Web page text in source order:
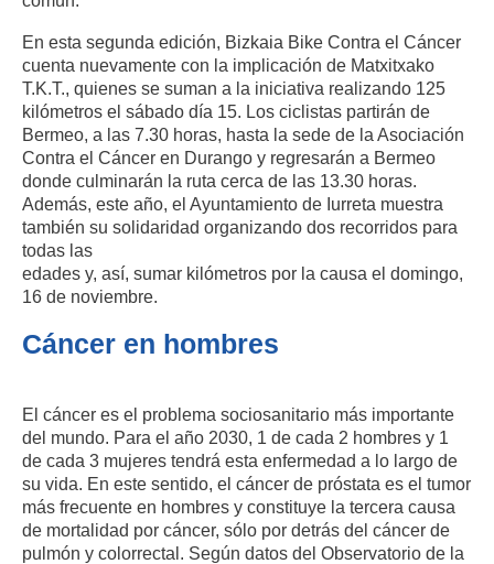
En esta segunda edición, Bizkaia Bike Contra el Cáncer
cuenta nuevamente con la implicación de Matxitxako
T.K.T., quienes se suman a la iniciativa realizando 125
kilómetros el sábado día 15. Los ciclistas partirán de
Bermeo, a las 7.30 horas, hasta la sede de la Asociación
Contra el Cáncer en Durango y regresarán a Bermeo
donde culminarán la ruta cerca de las 13.30 horas.
Además, este año, el Ayuntamiento de Iurreta muestra
también su solidaridad organizando dos recorridos para
todas las
edades y, así, sumar kilómetros por la causa el domingo,
16 de noviembre.
Cáncer en hombres
El cáncer es el problema sociosanitario más importante
del mundo. Para el año 2030, 1 de cada 2 hombres y 1
de cada 3 mujeres tendrá esta enfermedad a lo largo de
su vida. En este sentido, el cáncer de próstata es el tumor
más frecuente en hombres y constituye la tercera causa
de mortalidad por cáncer, sólo por detrás del cáncer de
pulmón y colorrectal. Según datos del Observatorio de la